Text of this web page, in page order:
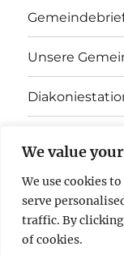
We value
We use cookies
serve
traffic. By
of cookies.
Unsere
Kontakt
Impressum &